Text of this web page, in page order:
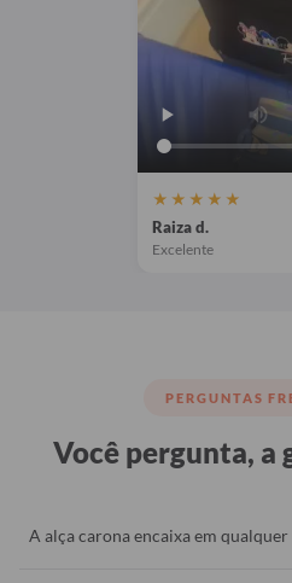
★★★★★
Raiza d.
Excelente
PERGUNTAS
Você pergunta, a
A alça carona encaixa em qualquer